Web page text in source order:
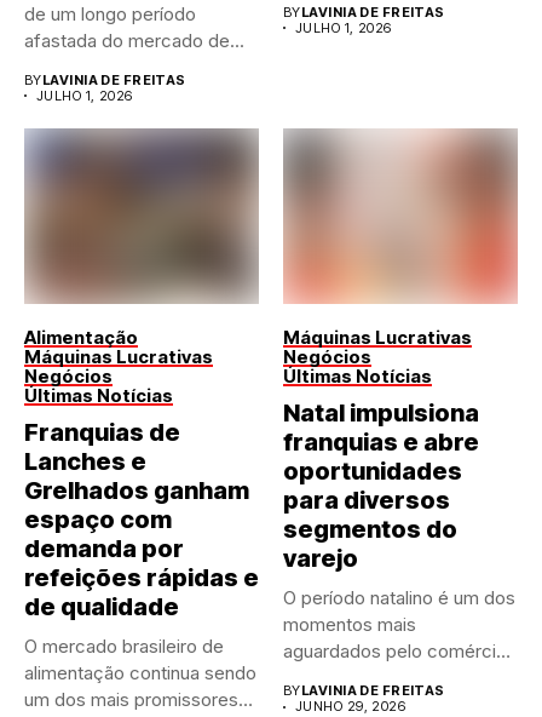
de um longo período
afastada do mercado de...
BYLAVINIA DE FREITAS
JULHO 1, 2026
BYLAVINIA DE FREITAS
JULHO 1, 2026
Alimentação
Máquinas Lucrativas
Negócios
Últimas Notícias
Franquias de
Lanches e
Grelhados ganham
espaço com
demanda por
refeições rápidas e
de qualidade
O mercado brasileiro de
alimentação continua sendo
um dos mais promissores
Máquinas Lucrativas
Negócios
Últimas Notícias
Natal impulsiona
franquias e abre
oportunidades
para diversos
segmentos do
varejo
O período natalino é um dos
momentos mais
aguardados pelo comércio
BYLAVINIA DE FREITAS
JUNHO 29, 2026